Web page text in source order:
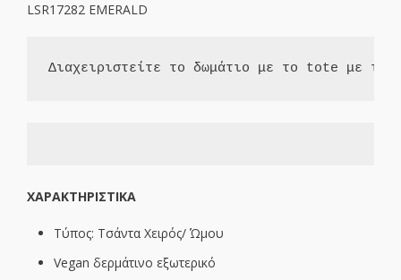
LSR17282 EMERALD
Διαχειριστείτε το δωμάτιο με το tote με την
XΑΡΑΚΤΗΡΙΣΤΙΚΑ
Τύπος: Τσάντα Χειρός/ Ώμου
Vegan δερμάτινο εξωτερικό